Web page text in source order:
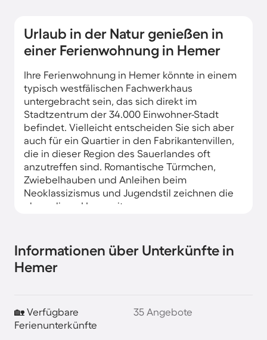
Urlaub in der Natur genießen in
einer Ferienwohnung in Hemer
Ihre Ferienwohnung in Hemer könnte in einem
typisch westfälischen Fachwerkhaus
untergebracht sein, das sich direkt im
Stadtzentrum der 34.000 Einwohner-Stadt
befindet. Vielleicht entscheiden Sie sich aber
auch für ein Quartier in den Fabrikantenvillen,
die in dieser Region des Sauerlandes oft
anzutreffen sind. Romantische Türmchen,
Zwiebelhauben und Anleihen beim
Neoklassizismus und Jugendstil zeichnen die
ehemaligen Herrensitze aus.
Informationen über Unterkünfte in
Hemer
🏡 Verfügbare
Ferienunterkünfte
35 Angebote